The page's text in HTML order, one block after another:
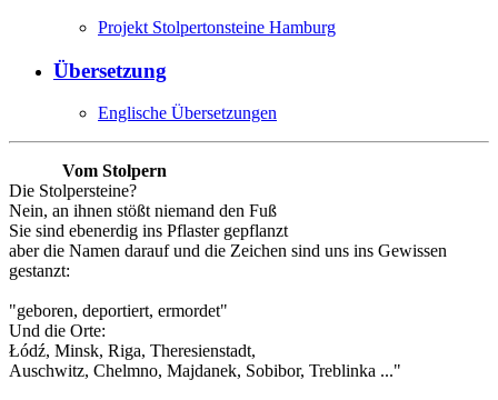
Projekt Stolpertonsteine Hamburg
Übersetzung
Englische Übersetzungen
Vom Stolpern
Die Stolpersteine?
Nein, an ihnen stößt niemand den Fuß
Sie sind ebenerdig ins Pflaster gepflanzt
aber die Namen darauf und die Zeichen sind uns ins Gewissen
gestanzt:
"geboren, deportiert, ermordet"
Und die Orte:
Łódź, Minsk, Riga, Theresienstadt,
Auschwitz, Chelmno, Majdanek, Sobibor, Treblinka ..."